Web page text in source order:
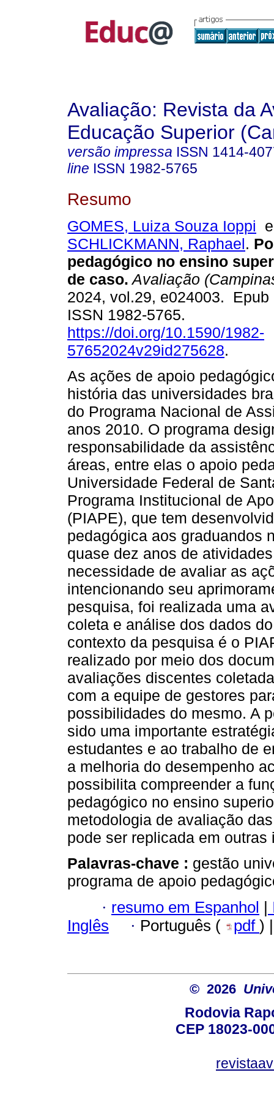
Avaliação: Revista da
Educação Superior
versão impressa ISSN 1414-
line ISSN 1982-5765
Resumo
GOMES, Luiza Souza Ioppi
SCHLICKMANN, Raphael.
pedagógico no ensino
de caso. Avaliação
2024, vol.29, e024003. Epub
ISSN 1982-5765.
https://doi.org/10.1590/1982-
57652024v29id275628.
As ações de apoio
história das universidades
do Programa Nacional de
anos 2010. O programa
responsabilidade da
áreas, entre elas o apoio
Universidade Federal de
Programa Institucional de
(PIAPE), que tem
pedagógica aos graduandos
quase dez anos de
necessidade de avaliar as
intencionando seu
pesquisa, foi realizada uma
coleta e análise dos dados
contexto da pesquisa é o
realizado por meio dos
avaliações discentes
com a equipe de gestores
possibilidades do mesmo. A
sido uma importante
estudantes e ao trabalho de
a melhoria do desempenho
possibilita compreender a
pedagógico no ensino
metodologia de avaliação
pode ser replicada em outras
Palavras-chave : gestão
programa de apoio
· resumo em Espanhol |
Inglês
· Português ( pdf )
© 2026
Rodovia
CEP 18023-